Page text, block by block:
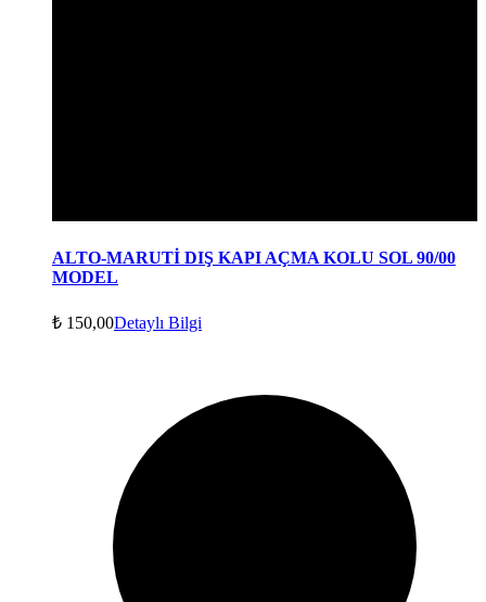
ALTO-MARUTİ DIŞ KAPI AÇMA KOLU SOL 90/00
MODEL
₺ 150,00Detaylı Bilgi